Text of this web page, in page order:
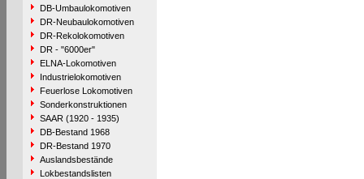
DB-Umbaulokomotiven
DR-Neubaulokomotiven
DR-Rekolokomotiven
DR - "6000er"
ELNA-Lokomotiven
Industrielokomotiven
Feuerlose Lokomotiven
Sonderkonstruktionen
SAAR (1920 - 1935)
DB-Bestand 1968
DR-Bestand 1970
Auslandsbestände
Lokbestandslisten